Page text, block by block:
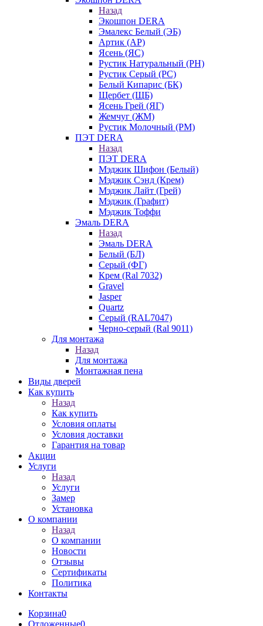
Назад
Экошпон DERA
Эмалекс Белый (ЭБ)
Артик (АР)
Ясень (ЯС)
Рустик Натуральный (РН)
Рустик Серый (РС)
Белый Кипарис (БК)
Щербет (ЩБ)
Ясень Грей (ЯГ)
Жемчуг (ЖМ)
Рустик Молочный (РМ)
ПЭТ DERA
Назад
ПЭТ DERA
Мэджик Шифон (Белый)
Мэджик Сэнд (Крем)
Мэджик Лайт (Грей)
Мэджик (Графит)
Мэджик Тоффи
Эмаль DERA
Назад
Эмаль DERA
Белый (БЛ)
Серый (ФГ)
Крем (Ral 7032)
Gravel
Jasper
Quartz
Серый (RAL7047)
Черно-серый (Ral 9011)
Для монтажа
Назад
Для монтажа
Монтажная пена
Виды дверей
Как купить
Назад
Как купить
Условия оплаты
Условия доставки
Гарантия на товар
Акции
Услуги
Назад
Услуги
Замер
Установка
О компании
Назад
О компании
Новости
Отзывы
Сертификаты
Политика
Контакты
Корзина0
Отложенные0